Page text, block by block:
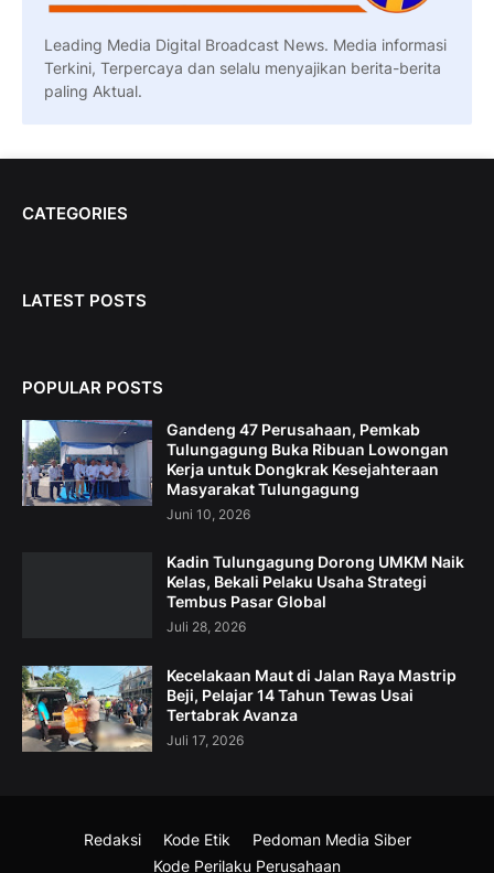
Leading Media Digital Broadcast News. Media informasi
Terkini, Terpercaya dan selalu menyajikan berita-berita
paling Aktual.
CATEGORIES
LATEST POSTS
POPULAR POSTS
Gandeng 47 Perusahaan, Pemkab
Tulungagung Buka Ribuan Lowongan
Kerja untuk Dongkrak Kesejahteraan
Masyarakat Tulungagung
Juni 10, 2026
Kadin Tulungagung Dorong UMKM Naik
Kelas, Bekali Pelaku Usaha Strategi
Tembus Pasar Global
Juli 28, 2026
Kecelakaan Maut di Jalan Raya Mastrip
Beji, Pelajar 14 Tahun Tewas Usai
Tertabrak Avanza
Juli 17, 2026
Redaksi Kode Etik
Pedoman Media Siber
Kode Perilaku Perusahaan